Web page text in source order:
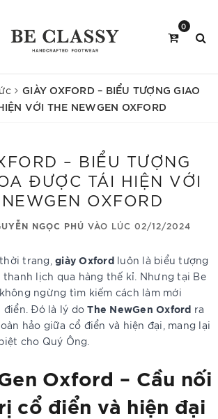
0
GIÀY OXFORD – BIỂU TƯỢNG GIAO
VỚI THE NEWGEN OXFORD
– BIỂU TƯỢNG
ĐƯỢC TÁI HIỆN VỚI
OXFORD
NGỌC PHÚ VÀO LÚC 02/12/2024
trang, giày Oxfordluôn là biểu tượng
thanh lịch qua hàng thế kỉ. Nhưng tại Be
ngừng tìm kiếm cách làm mới
điển. Đó là lý doThe NewGen Oxford ra
hảo giữa cổ điển và hiện đại, mang lại
cho Quý Ông.
Oxford – Cầu nối
cổ điển và hiện đại